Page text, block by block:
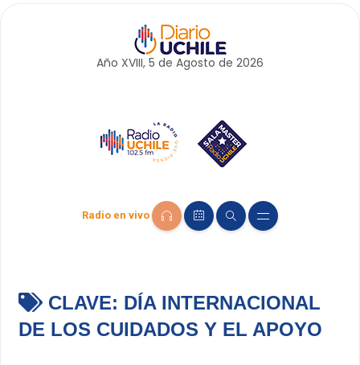
Año XVIII, 5 de Agosto de 2026
Radio en vivo
CLAVE: DÍA INTERNACIONAL
DE LOS CUIDADOS Y EL APOYO